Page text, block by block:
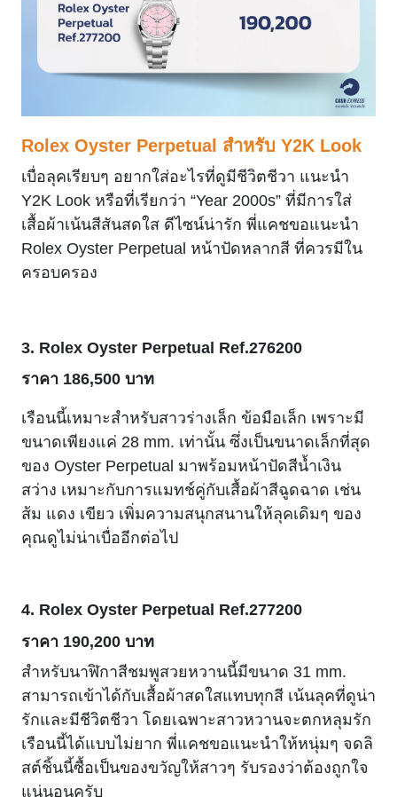
Rolex Oyster Perpetual สำหรับ Y2K Look
เบื่อลุคเรียบๆ อยากใส่อะไรที่ดูมีชีวิตชีวา แนะนำ
Y2K Look หรือที่เรียกว่า “Year 2000s” ที่มีการใส่
เสื้อผ้าเน้นสีสันสดใส ดีไซน์น่ารัก พี่แคชขอแนะนำ
Rolex Oyster Perpetual หน้าปัดหลากสี ที่ควรมีใน
ครอบครอง
3. Rolex Oyster Perpetual Ref.276200
ราคา 186,500 บาท
เรือนนี้เหมาะสำหรับสาวร่างเล็ก ข้อมือเล็ก เพราะมี
ขนาดเพียงแค่ 28 mm. เท่านั้น ซึ่งเป็นขนาดเล็กที่สุด
ของ Oyster Perpetual มาพร้อมหน้าปัดสีน้ำเงิน
สว่าง เหมาะกับการแมทช์คู่กับเสื้อผ้าสีฉูดฉาด เช่น
ส้ม แดง เขียว เพิ่มความสนุกสนานให้ลุคเดิมๆ ของ
คุณดูไม่น่าเบื่ออีกต่อไป
4. Rolex Oyster Perpetual Ref.277200
ราคา 190,200 บาท
สำหรับนาฬิกาสีชมพูสวยหวานนี้มีขนาด 31 mm.
สามารถเข้าได้กับเสื้อผ้าสดใสแทบทุกสี เน้นลุคที่ดูน่า
รักและมีชีวิตชีวา โดยเฉพาะสาวหวานจะตกหลุมรัก
เรือนนี้ได้แบบไม่ยาก พี่แคชขอแนะนำให้หนุ่มๆ จดลิ
สต์ชิ้นนี้ซื้อเป็นของขวัญให้สาวๆ รับรองว่าต้องถูกใจ
แน่นอนครับ